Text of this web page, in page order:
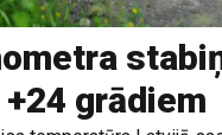
grādiem